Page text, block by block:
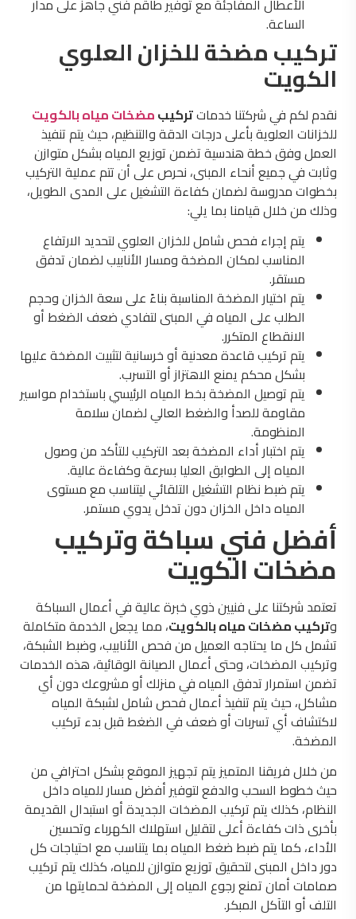
الساعة.
تركيب مضخة للخزان العلوي
الكويت
نقدم لكم في شركتنا خدماتتركيبمضخات مياه بالكويت
للخزانات العلوية بأعلى درجات الدقة والتنظيم، حيث يتم تنفيذ
العمل وفق خطة هندسية تضمن توزيع المياه بشكل متوازن
وثابت في جميع أنحاء المبنى، نحرص على أن تتم عملية التركيب
بخطوات مدروسة لضمان كفاءة التشغيل على المدى الطويل،
وذلك من خلال قيامنا بما يلي:
يتم إجراء فحص شامل للخزان العلوي لتحديد الارتفاع
المناسب لمكان المضخة ومسار الأنابيب لضمان تدفق
مستقر.
يتم اختيار المضخة المناسبة بناءً على سعة الخزان وحجم
الطلب على المياه في المبنى لتفادي ضعف الضغط أو
الانقطاع المتكرر.
يتم تركيب قاعدة معدنية أو خرسانية لتثبيت المضخة عليها
بشكل محكم يمنع الاهتزاز أو التسرب.
يتم توصيل المضخة بخط المياه الرئيسي باستخدام مواسير
مقاومة للصدأ والضغط العالي لضمان سلامة
المنظومة.
يتم اختبار أداء المضخة بعد التركيب للتأكد من وصول
المياه إلى الطوابق العليا بسرعة وكفاءة عالية.
يتم ضبط نظام التشغيل التلقائي ليتناسب مع مستوى
المياه داخل الخزان دون تدخل يدوي مستمر.
أفضل فني سباكة وتركيب
مضخات الكويت
تعتمد شركتنا على فنيين ذوي خبرة عالية في أعمال السباكة
تركيب مضخات مياه بالكويت، مما يجعل الخدمة متكاملة
تشمل كل ما يحتاجه العميل من فحص الأنابيب، وضبط الشبكة،
وتركيب المضخات، وحتى أعمال الصيانة الوقائية، هذه الخدمات
تضمن استمرار تدفق المياه في منزلك أو مشروعك دون أي
مشاكل، حيث يتم تنفيذ أعمال فحص شامل لشبكة المياه
لاكتشاف أي تسربات أو ضعف في الضغط قبل بدء تركيب
المضخة.
من خلال فريقنا المتميز يتم تجهيز الموقع بشكل احترافي من
حيث خطوط السحب والدفع لتوفير أفضل مسار للمياه داخل
النظام، كذلك يتم تركيب المضخات الجديدة أو استبدال القديمة
بأخرى ذات كفاءة أعلى لتقليل استهلاك الكهرباء وتحسين
الأداء، كما يتم ضبط ضغط المياه بما يتناسب مع احتياجات كل
دور داخل المبنى لتحقيق توزيع متوازن للمياه، كذلك يتم تركيب
صمامات أمان تمنع رجوع المياه إلى المضخة لحمايتها من
التلف أو التآكل المبكر.